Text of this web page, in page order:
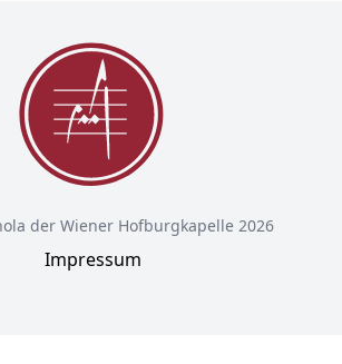
der Wiener Hofburgkapelle 2026
Impressum